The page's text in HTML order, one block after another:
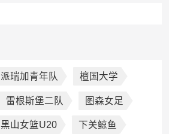
派瑞加青年队 檀国大学
雷根斯堡二队 图森女足
黑山女篮U20 下关鲸鱼